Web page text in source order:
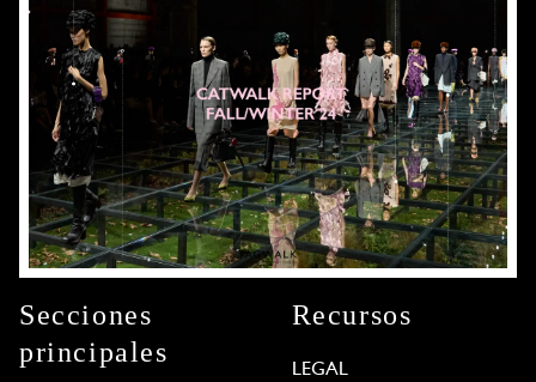
Secciones
principales
Recursos
LEGAL